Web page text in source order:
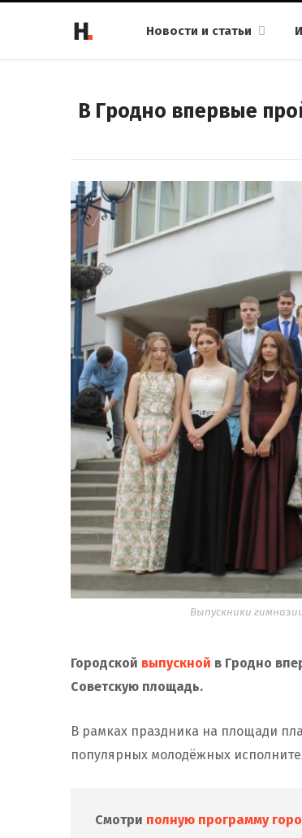
Новости и статьи
В Гродно впервые
Выпускники
Городской выпускной в Гродно
Советскую площадь.
В рамках праздника на площади
популярных молодёжных
Смотри полную программу